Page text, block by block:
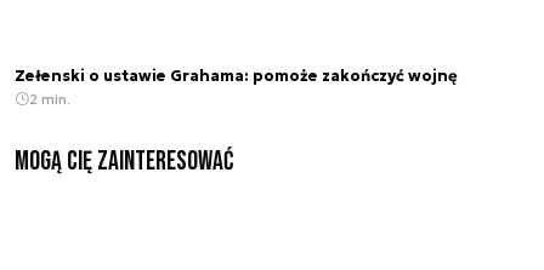
Zełenski o ustawie Grahama: pomoże zakończyć wojnę
2 min.
Mogą Cię zainteresować